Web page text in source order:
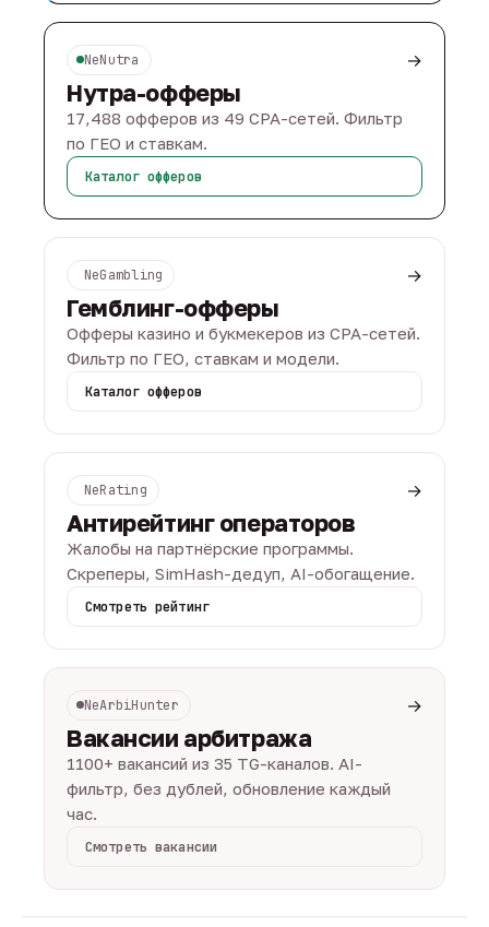
NeNutra →
Нутра-офферы
17,488 офферов из 49 CPA-сетей. Фильтр
по ГЕО и ставкам.
Каталог офферов
NeGambling →
Гемблинг-офферы
Офферы казино и букмекеров из CPA-сетей.
Фильтр по ГЕО, ставкам и модели.
Каталог офферов
NeRating →
Антирейтинг операторов
Жалобы на партнёрские программы.
Скреперы, SimHash-дедуп, AI-обогащение.
Смотреть рейтинг
NeArbiHunter →
Вакансии арбитража
1100+ вакансий из 35 TG-каналов. AI-
фильтр, без дублей, обновление каждый
час.
Смотреть вакансии